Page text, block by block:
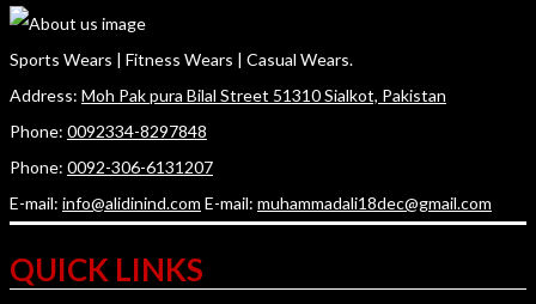
Sports Wears | Fitness Wears | Casual Wears.
Address: Moh Pak pura Bilal Street 51310 Sialkot, Pakistan
Phone: 0092334-8297848
Phone: 0092-306-6131207
E-mail: info@alidinind.com E-mail: muhammadali18dec@gmail.com
QUICK LINKS